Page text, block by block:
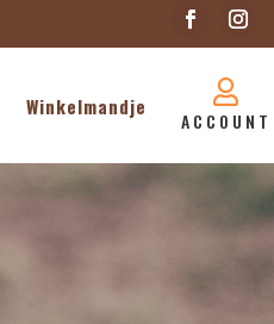
Winkelmandje 
ACCOUNT